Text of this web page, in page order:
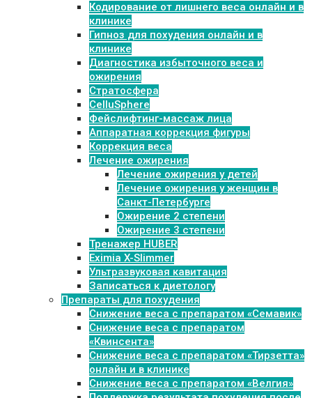
Кодирование от лишнего веса онлайн и в
клинике
Гипноз для похудения онлайн и в
клинике
Диагностика избыточного веса и
ожирения
Стратосфера
CelluSphere
Фейслифтинг-массаж лица
Аппаратная коррекция фигуры
Коррекция веса
Лечение ожирения
Лечение ожирения у детей
Лечение ожирения у женщин в
Санкт-Петербурге
Ожирение 2 степени
Ожирение 3 степени
Тренажер HUBER
Eximia X-Slimmer
Ультразвуковая кавитация
Записаться к диетологу
Препараты для похудения
Cнижение веса с препаратом «Семавик»
Снижение веса с препаратом
«Квинсента»
Снижение веса с препаратом «Тирзетта»
онлайн и в клинике
Снижение веса с препаратом «Велгия»